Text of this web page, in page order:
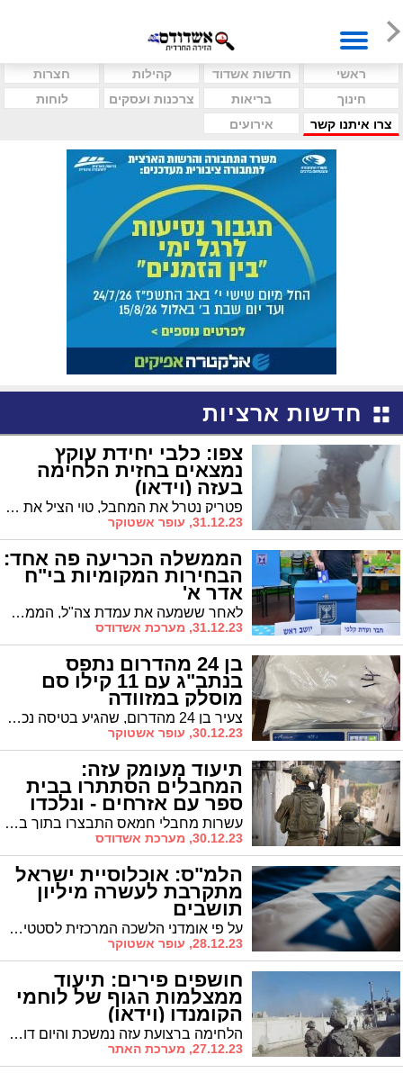
ראשי חדשות אשדוד קהילות
חצרות
חינוך
בריאות צרכנות ועסקים
לוחות
צרו איתנו קשר
אירועים
חדשות ארציות
צפו: כלבי יחידת עוקץ
נמצאים בחזית הלחימה
בעזה (וידאו)
פטריק נטרל את המחבל, טוי הציל את הכוח מלפעול בבית עם מחבלים: תיעוד מפעילות יחידת עוקץ ברצועת עזה
31.12.23, עופר אשטוקר
הממשלה הכריעה פה אחד:
הבחירות המקומיות בי"ח
אדר א'
לאחר ששמעה את עמדת צה"ל, הממשלה הכריעה על דחיית הבחירות לרשויות המקומיות ל-27 לפברואר, י"ח אדר א'. ההחלטה כפופה לאישור ועדת הפנים של הכנסת ולאחר מכן הצבעה במליאת הכנסת
31.12.23, מערכת אשדודס
בן 24 מהדרום נתפס
בנתב"ג עם 11 קילו סם
מוסלק במזוודה
צעיר בן 24 מהדרום, שהגיע בטיסה נכנסת לנתב"ג וכמעט ויצא עם המזוודה מחוץ לשדה, עורר את חשדם של בודקי המכס במסלול הירוק, נלקח לבדיקה ובמזוודה שלו אותרו מעל ל-11 קילוגרם של סמים מסוג קאטמין
30.12.23, עופר אשטוקר
תיעוד מעומק עזה:
המחבלים הסתתרו בבית
ספר עם אזרחים - ונלכדו
(וידאו) עשרות מחבלי חמאס התבצרו בתוך בית ספר יחד עם אוכלוסייה אזרחית כשהם מנצלים את נוכחות האזרחים על מנת לבצע ירי של RPG ונשק קל לעבר הכוחות. המחבלים נעצרו ונלקחו להמשך חקירות כוחות הביטחון
30.12.23, מערכת אשדודס
הלמ"ס: אוכלוסיית ישראל
מתקרבת לעשרה מיליון
תושבים
על פי אומדני הלשכה המרכזית לסטטיסטיקה אוכלוסיית ישראל נאמדת בכ -9.842 מיליון תושבים - מעט יותר משבעים אחוזים יהודים
28.12.23, עופר אשטוקר
חושפים פירים: תיעוד
ממצלמות הגוף של לוחמי
הקומנדו (וידאו)
הלחימה ברצועת עזה נמשכת והיום דובר צה"ל מפרסם תיעוד ממצלמות הגוף של לוחמי הקומנדו שפעלו להשמדת עשרות פירי מנהרות ותשתיות טרור לצד חיסול מחבלים. צפו
27.12.23, מערכת האתר